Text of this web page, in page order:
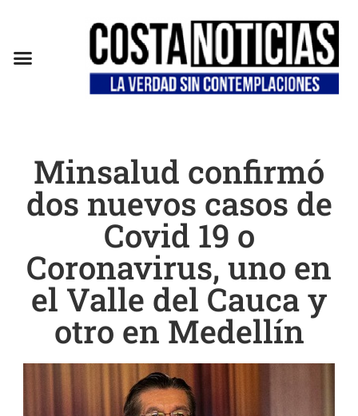
Minsalud confirmó
dos nuevos casos de
Covid 19 o
Coronavirus, uno en
el Valle del Cauca y
otro en Medellín